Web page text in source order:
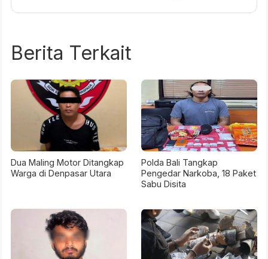
Berita Terkait
Dua Maling Motor Ditangkap
Warga di Denpasar Utara
Polda Bali Tangkap
Pengedar Narkoba, 18 Paket
Sabu Disita